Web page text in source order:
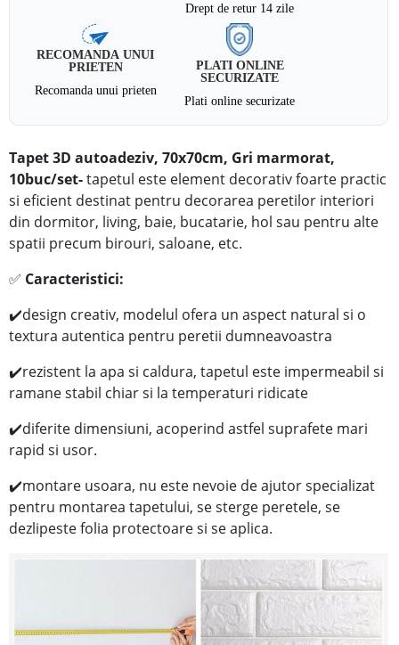
Drept de retur 14 zile
RECOMANDA UNUI
PRIETEN
Recomanda unui prieten
PLATI ONLINE
SECURIZATE
Plati online securizate
Tapet 3D autoadeziv, 70x70cm, Gri marmorat,
10buc/set-tapetul este element decorativ foarte practic
si eficient destinat pentru decorarea peretilor interiori
din dormitor, living, baie, bucatarie, hol sau pentru alte
spatii precum birouri, saloane, etc.
✅ Caracteristici:
✔️design creativ, modelul ofera un aspect natural si o
textura autentica pentru peretii dumneavoastra
✔️rezistent la apa si caldura, tapetul este impermeabil si
ramane stabil chiar si la temperaturi ridicate
✔️diferite dimensiuni, acoperind astfel suprafete mari
rapid si usor.
✔️montare usoara, nu este nevoie de ajutor specializat
pentru montarea tapetului, se sterge peretele, se
dezlipeste folia protectoare si se aplica.